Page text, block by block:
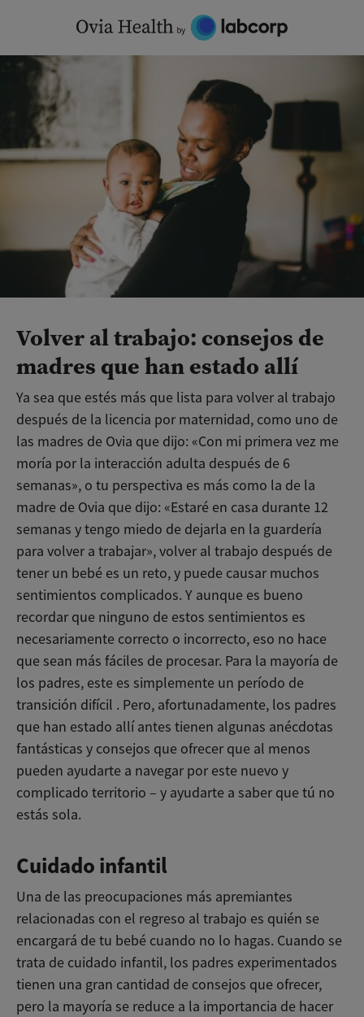
content
Volver al trabajo: consejos de
madres que han estado allí
Ya sea que estés más que lista para volver al trabajo
después de la licencia por maternidad, como uno de
las madres de Ovia que dijo: «Con mi primera vez me
moría por la interacción adulta después de 6
semanas», o tu perspectiva es más como la de la
madre de Ovia que dijo: «Estaré en casa durante 12
semanas y tengo miedo de dejarla en la guardería
para volver a trabajar», volver al trabajo después de
tener un bebé es un reto, y puede causar muchos
sentimientos complicados. Y aunque es bueno
recordar que ninguno de estos sentimientos es
necesariamente correcto o incorrecto, eso no hace
que sean más fáciles de procesar. Para la mayoría de
los padres, este es simplemente un período de
transición difícil . Pero, afortunadamente, los padres
que han estado allí antes tienen algunas anécdotas
fantásticas y consejos que ofrecer que al menos
pueden ayudarte a navegar por este nuevo y
complicado territorio – y ayudarte a saber que tú no
estás sola.
Cuidado infantil
Una de las preocupaciones más apremiantes
relacionadas con el regreso al trabajo es quién se
encargará de tu bebé cuando no lo hagas. Cuando se
trata de cuidado infantil, los padres experimentados
tienen una gran cantidad de consejos que ofrecer,
pero la mayoría se reduce a la importancia de hacer